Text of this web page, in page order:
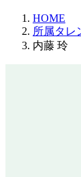
HOME
所属タレ
内藤 玲